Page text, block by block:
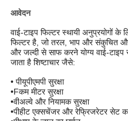
आवेदन
वाई-टाइप फिल्टर स्थायी अनुप्रयोगों
फिल्टर है, जो तरल, भाप और संकुचित
और जल्दी से साफ करने योग्य वाई-टाइप
जाता है शिष्टाचार जैसे:
• पीयूपीएमपी सुरक्षा
•Fकम मीटर सुरक्षा
•वीअल्वे और नियामक सुरक्षा
•पीहीट एक्सचेंजर और रेफ्रिजरेटर सेट